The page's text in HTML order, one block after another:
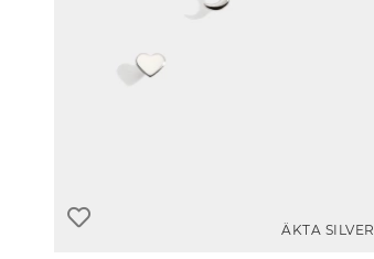
ÄKTA SILVER